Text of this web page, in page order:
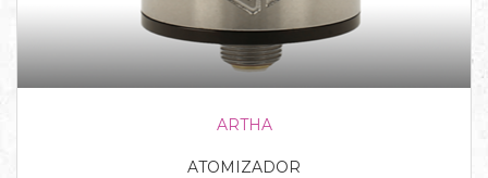
ARTHA
ATOMIZADOR